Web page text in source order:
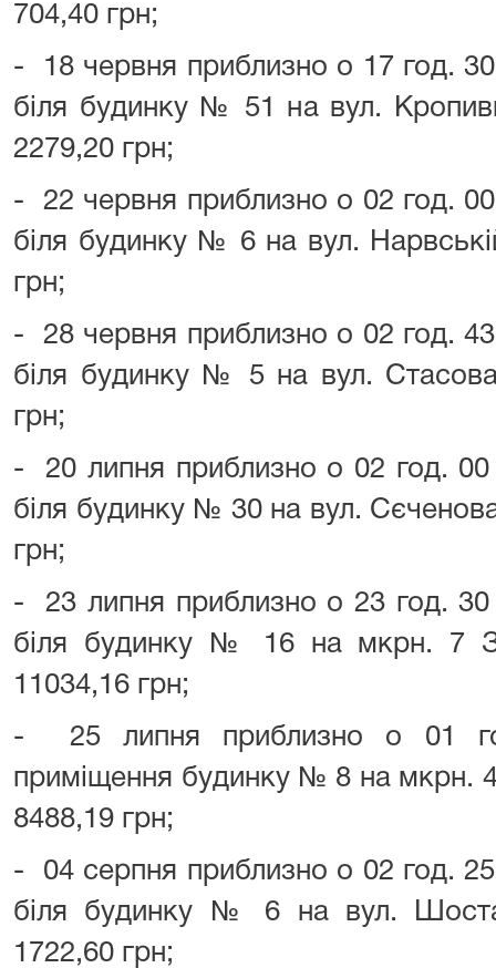
704,40 грн;
- 18 червня приблизно о 17 год.
біля будинку № 51 на вул.
2279,20 грн;
- 22 червня приблизно о 02 год.
біля будинку № 6 на вул.
грн;
- 28 червня приблизно о 02 год.
біля будинку № 5 на вул.
грн;
- 20 липня приблизно о 02 год. 00
біля будинку № 30 на вул.
грн;
- 23 липня приблизно о 23 год. 30
біля будинку № 16 на мкрн. 7
11034,16 грн;
- 25 липня приблизно о 01
приміщення будинку № 8 на мкрн.
8488,19 грн;
- 04 серпня приблизно о 02 год.
біля будинку № 6 на вул.
1722,60 грн;